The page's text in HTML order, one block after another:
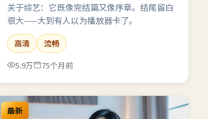
关于综艺：它既像完结篇又像序章。结尾留白
很大——大到有人以为播放器卡了。
高清
流畅
5.9万
75个月前
最新